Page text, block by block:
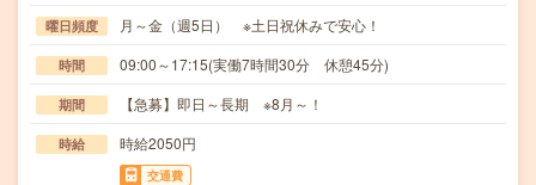
曜日頻度 月～金（週5日） ※土日祝休みで安心！
時間 09:00～17:15(実働7時間30分 休憩45分)
期間 【急募】即日～長期 ※8月～！
時給 時給2050円
交通費